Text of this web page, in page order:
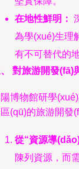
在地性鮮明：
為學(xué)生理
有不可替代的
對旅游開發(fā)
博物館研學
(qū)的旅游開發
從“資源導
陳列資源，而